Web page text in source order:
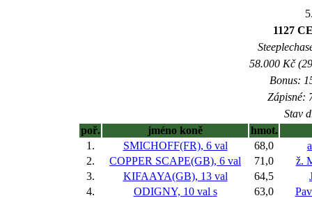
1127
58.000 Kč
Bonus:
Zápisné:
Stav
poř.
jméno koně
hmot.
1.
SMICHOFF(FR), 6 val 68,0
2.
COPPER SCAPE(GB), 6 val 71,0
ž.
3.
KIFAAYA(GB), 13 val 64,5
4.
ODIGNY, 10 val s 63,0